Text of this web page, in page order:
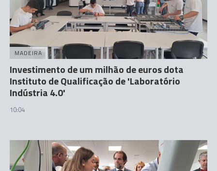
MADEIRA
Investimento de um milhão de euros dota
Instituto de Qualificação de 'Laboratório
Indústria 4.0'
10:04